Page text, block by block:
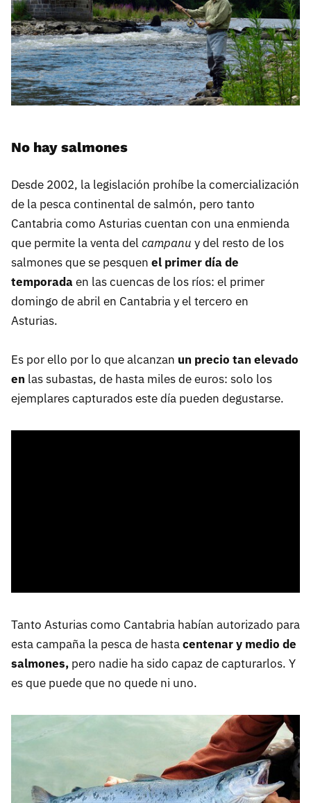
No hay salmones
Desde 2002, la legislación prohíbe la comercialización
de la pesca continental de salmón, pero tanto
Cantabria como Asturias cuentan con una enmienda
que permite la venta del campanu y del resto de los
salmones que se pesquen el primer día de
temporadaen las cuencas de los ríos: el primer
domingo de abril en Cantabria y el tercero en
Asturias.
Es por ello por lo que alcanzan un precio tan elevado
en las subastas, de hasta miles de euros: solo los
ejemplares capturados este día pueden degustarse.
Tanto Asturias como Cantabria habían autorizado para
esta campaña la pesca de hastacentenar y medio de
salmones, pero nadie ha sido capaz de capturarlos. Y
es que puede que no quede ni uno.